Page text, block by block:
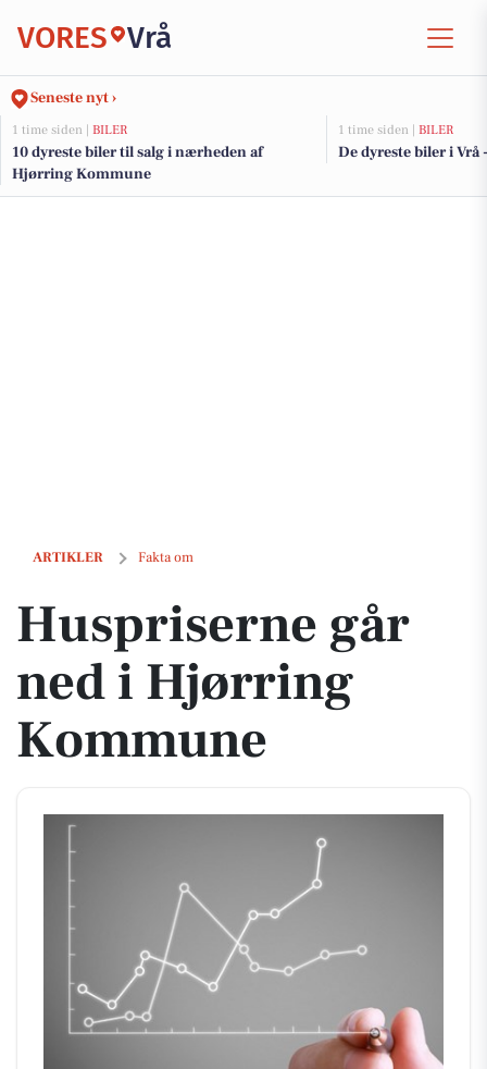
VORES Vrå
Seneste nyt ›
1 time siden | BILER
10 dyreste biler til salg i nærheden af
Hjørring Kommune
1 time siden | BILER
De dyreste biler i
ARTIKLER Fakta om
Huspriserne går ned i Hjørring Kommune
Huspriserne går
ned i Hjørring
Kommune